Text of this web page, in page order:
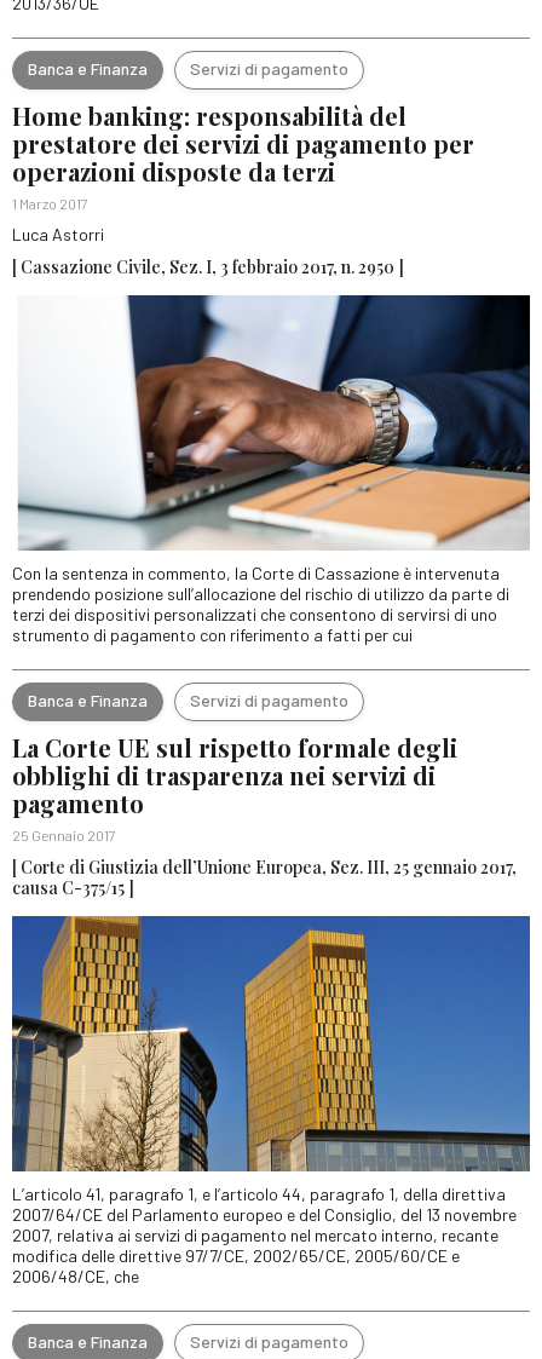
Banca e Finanza Servizi di pagamento
Home banking: responsabilità del
prestatore dei servizi di pagamento per
operazioni disposte da terzi
1 Marzo 2017
Luca Astorri
[ Cassazione Civile, Sez. I, 3 febbraio 2017, n. 2950 ]
Con la sentenza in commento, la Corte di Cassazione è intervenuta
prendendo posizione sull’allocazione del rischio di utilizzo da parte di
terzi dei dispositivi personalizzati che consentono di servirsi di uno
strumento di pagamento con riferimento a fatti per cui
Banca e Finanza Servizi di pagamento
La Corte UE sul rispetto formale degli
obblighi di trasparenza nei servizi di
pagamento
25 Gennaio 2017
[ Corte di Giustizia dell’Unione Europea, Sez. III, 25 gennaio 2017,
causa C-375/15 ]
L’articolo 41, paragrafo 1, e l’articolo 44, paragrafo 1, della direttiva
2007/64/CE del Parlamento europeo e del Consiglio, del 13 novembre
2007, relativa ai servizi di pagamento nel mercato interno, recante
modifica delle direttive 97/7/CE, 2002/65/CE, 2005/60/CE e
2006/48/CE, che
Banca e Finanza Servizi di pagamento